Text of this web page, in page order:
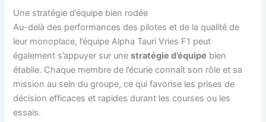
Une stratégie d’équipe bien rodée
Au-delà des performances des pilotes et de la qualité de
leur monoplace, l’équipe Alpha Tauri Vries F1 peut
également s’appuyer sur unestratégie d’équipe bien
établie. Chaque membre de l’écurie connaît son rôle et sa
mission au sein du groupe, ce qui favorise les prises de
décision efficaces et rapides durant les courses ou les
essais.